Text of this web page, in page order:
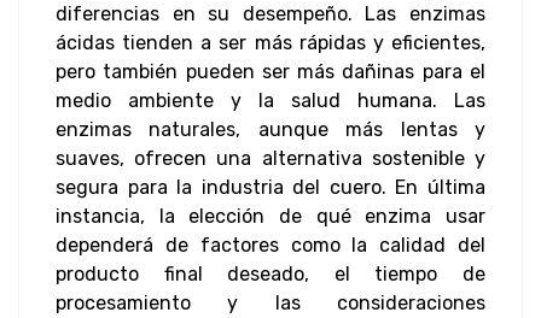
diferencias en su desempeño. Las enzimas
ácidas tienden a ser más rápidas y eficientes,
pero también pueden ser más dañinas para el
medio ambiente y la salud humana. Las
enzimas naturales, aunque más lentas y
suaves, ofrecen una alternativa sostenible y
segura para la industria del cuero. En última
instancia, la elección de qué enzima usar
dependerá de factores como la calidad del
producto final deseado, el tiempo de
procesamiento y las consideraciones